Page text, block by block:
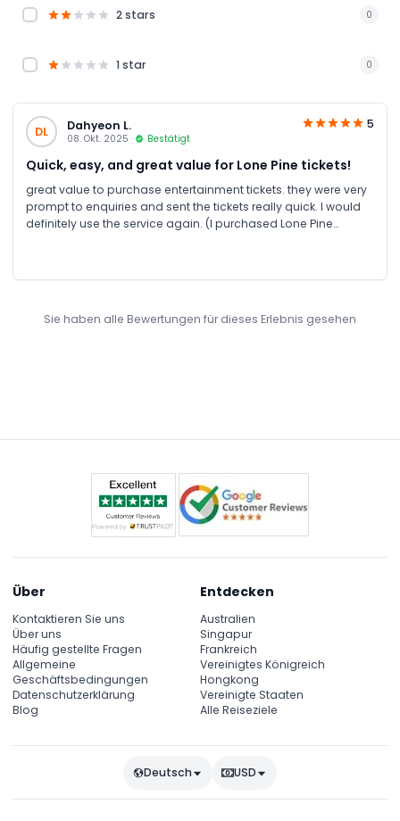
2 stars 0
1 star 0
DL Dahyeon L.
08. Okt. 2025 Bestätigt
5
Quick, easy, and great value for Lone Pine tickets!
great value to purchase entertainment tickets. they were very
prompt to enquiries and sent the tickets really quick. I would
definitely use the service again. (I purchased Lone Pine
Sie haben alle Bewertungen für dieses Erlebnis gesehen
Über
Kontaktieren Sie uns
Über uns
Häufig gestellte Fragen
Allgemeine
Geschäftsbedingungen
Datenschutzerklärung
Blog
Entdecken
Australien
Singapur
Frankreich
Vereinigtes Königreich
Hongkong
Vereinigte Staaten
Alle Reiseziele
Deutsch USD